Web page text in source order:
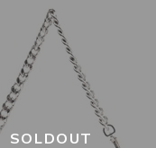
SOLDOUT